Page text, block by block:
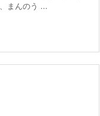
まんのう ...